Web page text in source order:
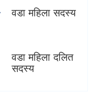
वडा महिला सदस्य
वडा महिला दलित
सदस्य